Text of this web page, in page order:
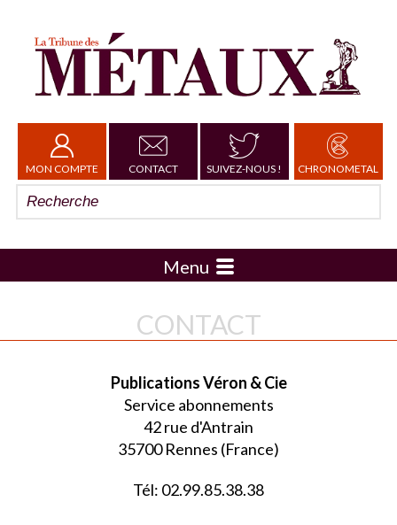
MON COMPTE CONTACT SUIVEZ-NOUS ! CHRONOMETAL
Menu
CONTACT
Publications Véron & Cie
Service abonnements
42 rue d'Antrain
35700 Rennes (France)
Tél: 02.99.85.38.38